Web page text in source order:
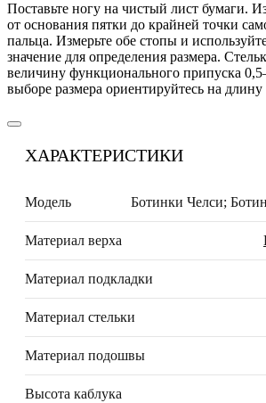
Поставьте ногу на чистый лист бумаги.
от основания пятки до крайней точки
пальца. Измерьте обе стопы и
значение для определения размера.
величину функционального припуска
выборе размера ориентируйтесь на
ХАРАКТЕРИСТИКИ
Модель Ботинки Челси;
Материал верха
Материал подкладки
Материал стельки
Материал подошвы
Высота каблука